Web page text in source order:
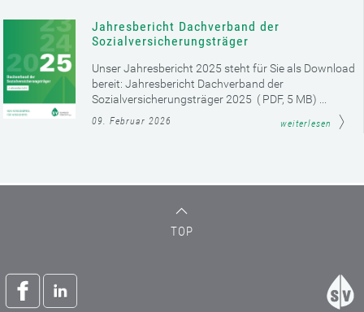
Jahresbericht Dachverband der
Sozialversicherungsträger
Unser Jahresbericht 2025 steht für Sie als Download
bereit: Jahresbericht Dachverband der
Sozialversicherungsträger 2025 ( PDF, 5 MB) ...
09. Februar 2026 weiterlesen
TOP